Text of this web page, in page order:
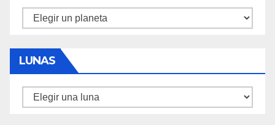
Planetas
LUNAS
Lunas